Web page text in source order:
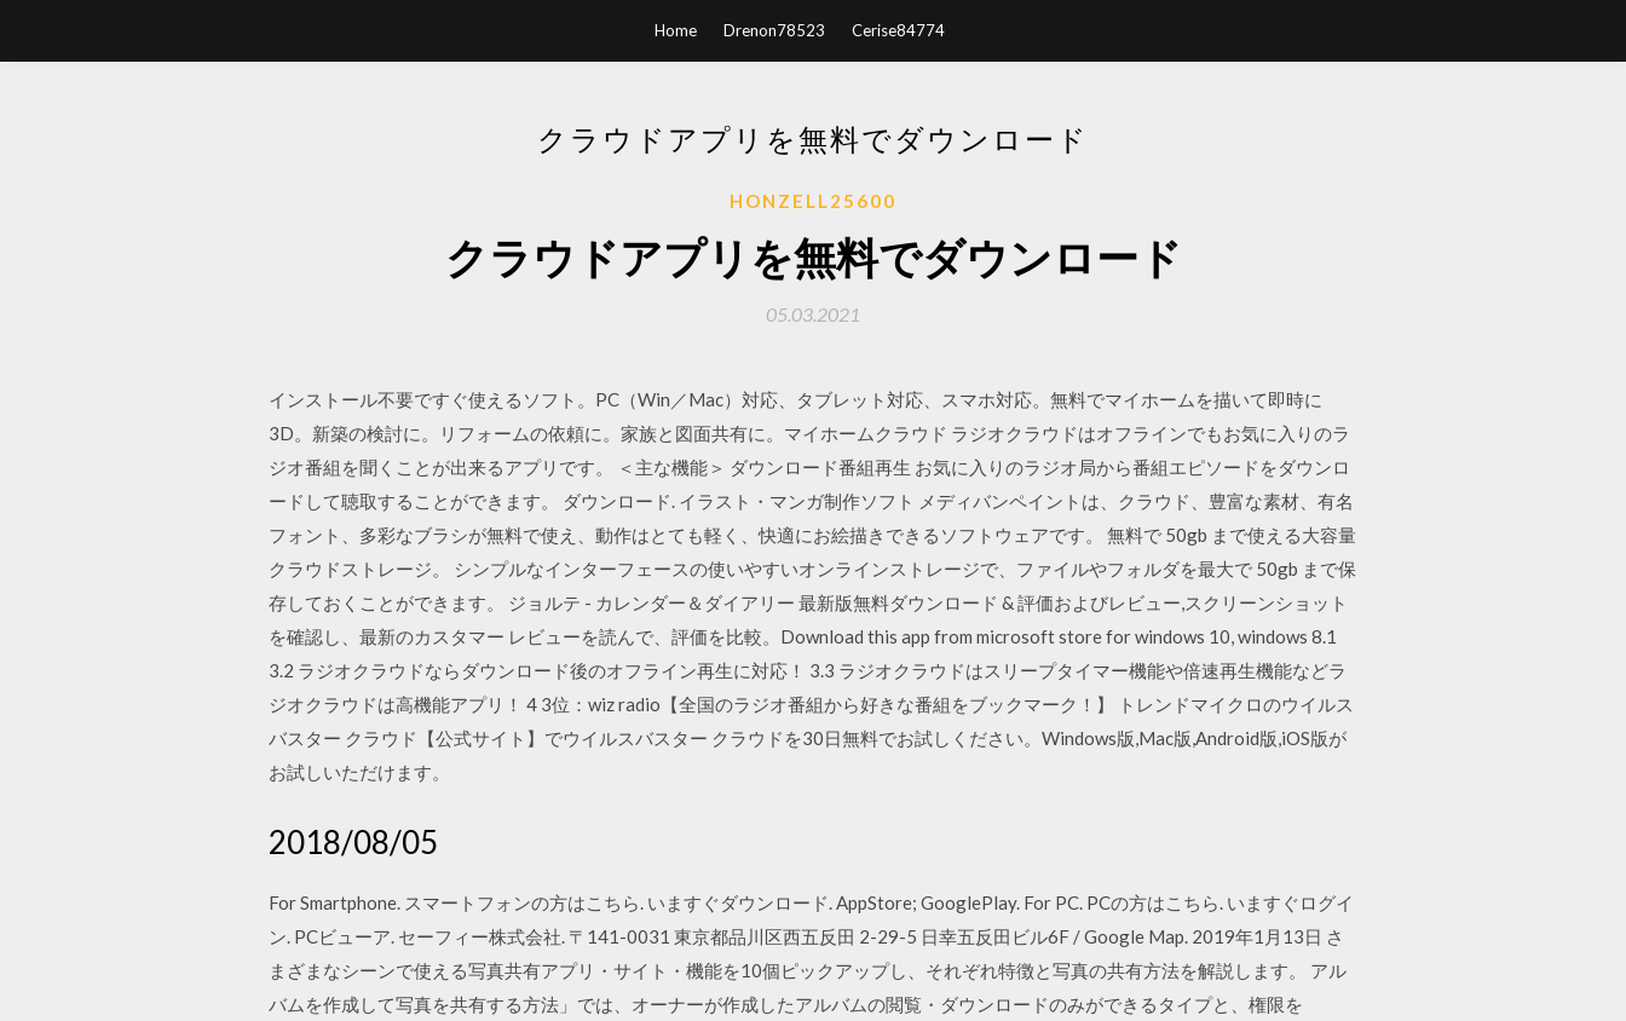
Home Drenon78523 Cerise84774
クラウドアプリを無料でダウンロード
HONZELL25600
クラウドアプリを無料でダウンロード
05.03.2021
インストール不要ですぐ使えるソフト。PC（Win／Mac）対応、タブレット対応、スマホ対応。無料でマイホームを描いて即時に
3D。新築の検討に。リフォームの依頼に。家族と図面共有に。マイホームクラウド ラジオクラウドはオフラインでもお気に入りのラ
ジオ番組を聞くことが出来るアプリです。 ＜主な機能＞ ダウンロード番組再生 お気に入りのラジオ局から番組エピソードをダウンロ
ードして聴取することができます。 ダウンロード. イラスト・マンガ制作ソフト メディバンペイントは、クラウド、豊富な素材、有名
フォント、多彩なブラシが無料で使え、動作はとても軽く、快適にお絵描きできるソフトウェアです。 無料で 50gb まで使える大容量
クラウドストレージ。 シンプルなインターフェースの使いやすいオンラインストレージで、ファイルやフォルダを最大で 50gb まで保
存しておくことができます。 ジョルテ - カレンダー＆ダイアリー 最新版無料ダウンロード & 評価およびレビュー,スクリーンショット
を確認し、最新のカスタマー レビューを読んで、評価を比較。Download this app from microsoft store for windows 10, windows 8.1
3.2 ラジオクラウドならダウンロード後のオフライン再生に対応！ 3.3 ラジオクラウドはスリープタイマー機能や倍速再生機能などラ
ジオクラウドは高機能アプリ！ 4 3位：wiz radio【全国のラジオ番組から好きな番組をブックマーク！】 トレンドマイクロのウイルス
バスター クラウド【公式サイト】でウイルスバスター クラウドを30日無料でお試しください。Windows版,Mac版,Android版,iOS版が
お試しいただけます。
2018/08/05
For Smartphone. スマートフォンの方はこちら. いますぐダウンロード. AppStore; GooglePlay. For PC. PCの方はこちら. いますぐログイ
ン. PCビューア. セーフィー株式会社. 〒141-0031 東京都品川区西五反田 2-29-5 日幸五反田ビル6F / Google Map. 2019年1月13日 さ
まざまなシーンで使える写真共有アプリ・サイト・機能を10個ピックアップし、それぞれ特徴と写真の共有方法を解説します。 アル
バムを作成して写真を共有する方法」では、オーナーが作成したアルバムの閲覧・ダウンロードのみができるタイプと、権限を